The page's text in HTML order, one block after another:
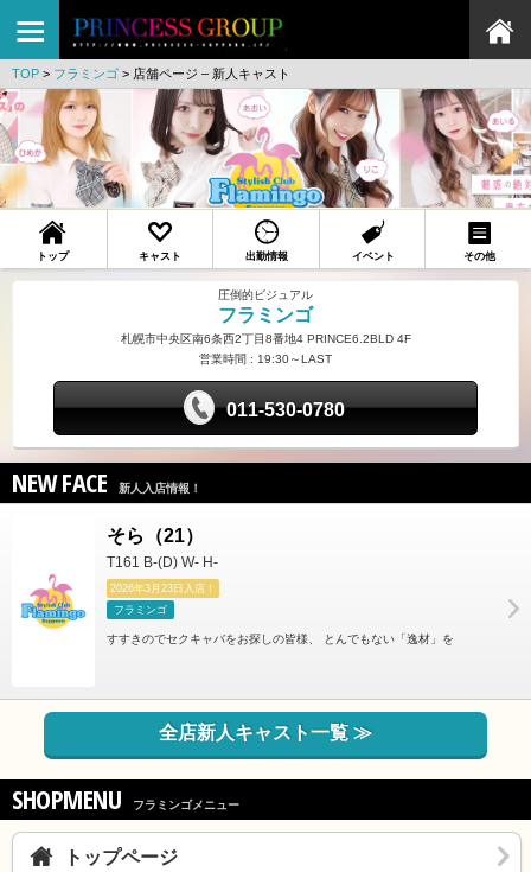
TOP > フラミンゴ > 店舗ページ – 新人キャスト
トップ キャスト 出勤情報 イベント その他
圧倒的ビジュアル
フラミンゴ
札幌市中央区南6条西2丁目8番地4 PRINCE6.2BLD 4F
営業時間 : 19:30～LAST
011-530-0780
NEW FACE 新人入店情報！
そら（21）
T161 B-(D) W- H-
2026年3月23日入店！
フラミンゴ
すすきのでセクキャバをお探しの皆様、 とんでもない「逸材」を
全店新人キャスト一覧 ≫
SHOPMENU フラミンゴメニュー
トップページ